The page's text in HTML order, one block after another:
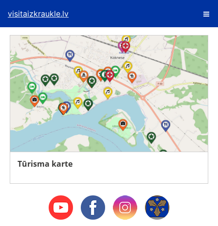
visitaizkraukle.lv
Tūrisma karte